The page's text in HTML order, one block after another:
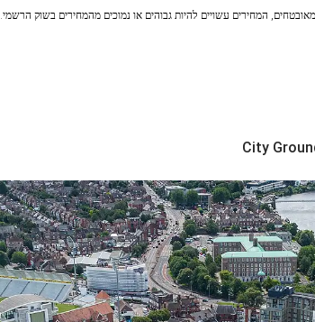
המחירים עשויים להיות גבוהים או נמוכים מהמחירים בשוק הרשמי.